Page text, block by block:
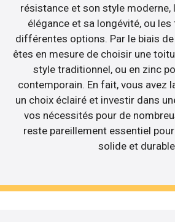
résistance et son style moderne,
élégance et sa longévité, ou
différentes options. Par le biais
êtes en mesure de choisir une
style traditionnel, ou en zinc
contemporain. En fait, vous avez
un choix éclairé et investir dans
vos nécessités pour de
reste pareillement essentiel
solide et